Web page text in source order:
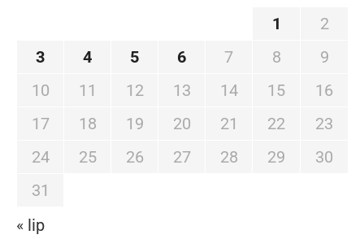
1
2
3
4 5 6 7 8
9
10
11 12 13 14 15
16
17
18 19 20 21 22
23
24
25 26 27 28 29
30
31
« lip